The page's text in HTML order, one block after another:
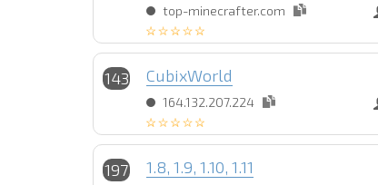
top-minecrafter.com
143 CubixWorld
164.132.207.224
197 1.8, 1.9, 1.10, 1.11